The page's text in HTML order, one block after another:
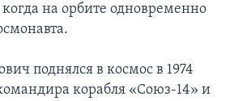
на орбите одновременно
поднялся в космос в 1974
корабля «Союз-14» и